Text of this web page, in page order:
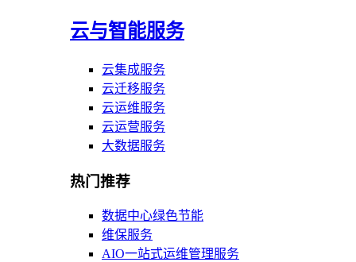
云与智能服务
云集成服务
云迁移服务
云运维服务
云运营服务
大数据服务
热门推荐
数据中心绿色节能
维保服务
AIO一站式运维管理服务